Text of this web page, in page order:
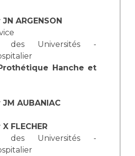
et Réadaptation
Handicap 13
de Formation
internes
de santé
ARGENSON
des Universités -
Hanche et
AUBANIAC
FLECHER
des Universités -